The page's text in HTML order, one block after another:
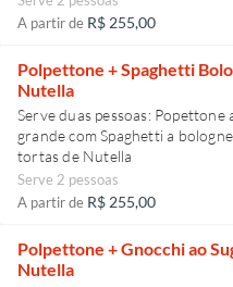
A partir de R$ 255,00
Polpettone + Spaghetti
Nutella
Serve duas pessoas: Popettone
grande com Spaghetti a
tortas de Nutella
Serve 2 pessoas
A partir de R$ 255,00
Polpettone + Gnocchi ao
Nutella